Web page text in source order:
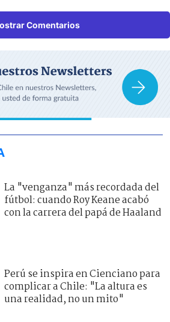
Comentarios
La "venganza" más recordada del
fútbol: cuando Roy Keane acabó
con la carrera del papá de Haaland
Perú se inspira en Cienciano para
complicar a Chile: "La altura es
una realidad, no un mito"